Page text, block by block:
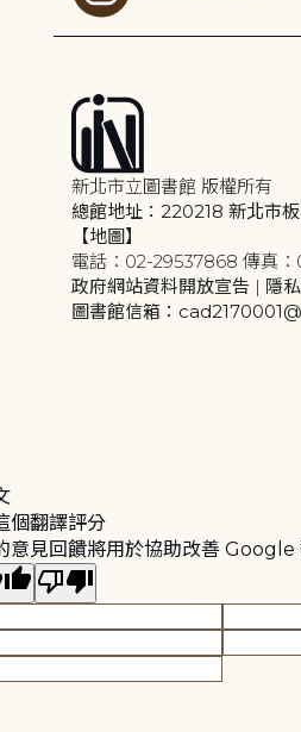
新北市立圖書館 版權所有
總館地址：220218 新北市
【地圖】
電話：02-29537868 傳真
政府網站資料開放宣告 | 隱
圖書館信箱：
個翻譯評分
意見回饋將用於協助改善 Google